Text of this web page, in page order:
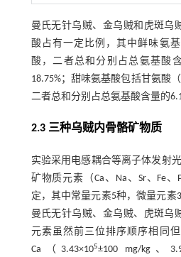
曼氏无针乌贼、金乌贼和虎斑乌
酸占有一定比例，其中鲜味氨
酸，二者总和分别占总氨基酸含
18.75%；甜味氨基酸包括甘氨酸
二者总和分别占总氨基酸含量的
2.3 三种乌贼内骨骼矿物质
实验采用电感耦合等离子体发射
矿物质元素（Ca、Na、Sr、Fe
定，其中常量元素5种，微量元素
曼氏无针乌贼、金乌贼、虎斑乌
元素虽然前三位排序顺序相同
Ca（3.43×105±100 mg/kg、